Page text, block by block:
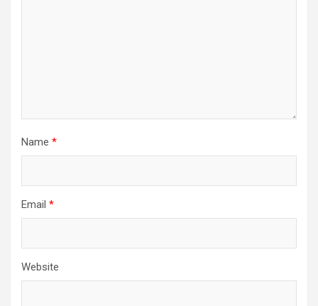
Name *
Email *
Website